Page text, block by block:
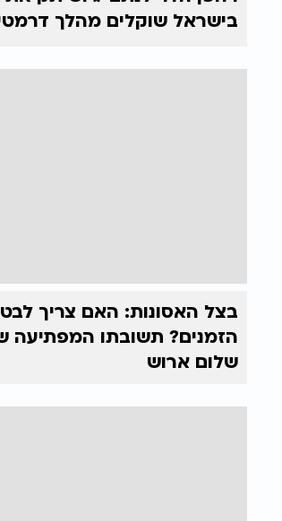
בישראל שוקלים מהלך
בצל האסונות: האם צריך
הזמנים? תשובתו המפתיעה
שלום ארוש